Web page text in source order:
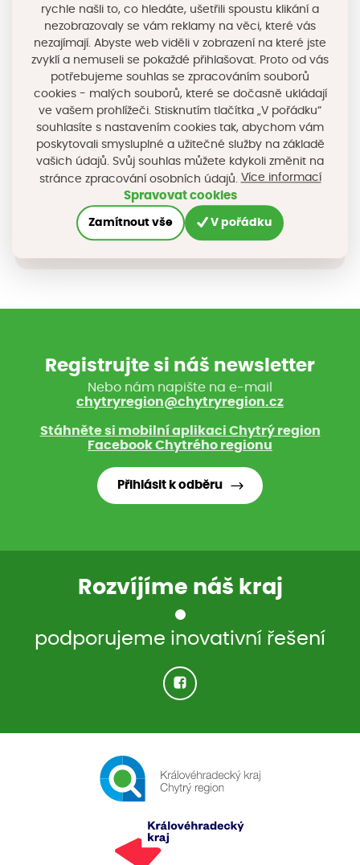
sociální podnik Královéhradeckého kraje a zároveň
bude udělena cena veřejnosti.
Zájemci se mohou přihlásit vyplněním soutěžního
dotazníku do 31. července 2023.
Více informací včetně odkazu na online dotazník pro
přihlášení najdeteZDE.
Sdílejte na sociálních sítích
Registrujte si náš newsletter
Nebo nám napište na e-mail
chytryregion@chytryregion.cz
Stáhněte si mobilní aplikaci Chytrý region
Facebook Chytrého regionu
Přihlásit k odběru
Rozvíjíme náš kraj
podporujeme inovativní řešení
rychle našli to, co hledáte, ušetřili spoustu klikání a
nezobrazovaly se vám reklamy na věci, které vás
nezajímají. Abyste web viděli v zobrazení na které jste
zvyklí a nemuseli se pokaždé přihlašovat. Proto od vás
potřebujeme souhlas se zpracováním souborů
cookies - malých souborů, které se dočasně ukládají
ve vašem prohlížeči. Stisknutím tlačítka „V pořádku“
souhlasíte s nastavením cookies tak, abychom vám
poskytovali smysluplné a užitečné služby na základě
vašich údajů. Svůj souhlas můžete kdykoli změnit na
stránce zpracování osobních údajů. Více informací
Spravovat cookies
Zamítnout vše V pořádku